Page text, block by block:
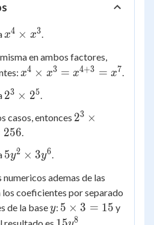
x^4
x^3
x4 × x3.
en ambos factores,
x^4
\times
x^3 =
x^{4+3}
= x^7
x4 × x3 = x4+3 = x7.
2^3
2^5
23 × 25.
casos, entonces 2^3
= 2^8 =
256
23 ×
256.
5y^2
3y^6
5y2 × 3y6.
ademas de las
coeficientes por separado
de la basey
y: 5
\times
5 × 3 = 15 y
15y^8
8